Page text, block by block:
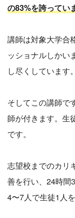
の83%を誇ってい
講師は対象大学合
ッショナルしかい
し尽くしています。
そしてこの講師で
師が付きます。生
です。
志望校までのカリ
善を行い、24時間
4〜7人で生徒1人